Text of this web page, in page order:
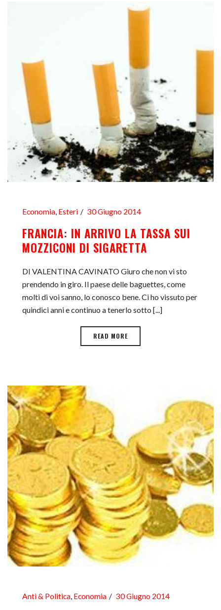
Economia, Esteri 30 Giugno 2014
FRANCIA: IN ARRIVO LA TASSA SUI
MOZZICONI DI SIGARETTA
DI VALENTINA CAVINATO Giuro che non vi sto
prendendo in giro. Il paese delle baguettes, come
molti di voi sanno, lo conosco bene. Ci ho vissuto per
quindici anni e continuo a tenerlo sotto [...]
READ MORE
Anti & Politica, Economia 30 Giugno 2014